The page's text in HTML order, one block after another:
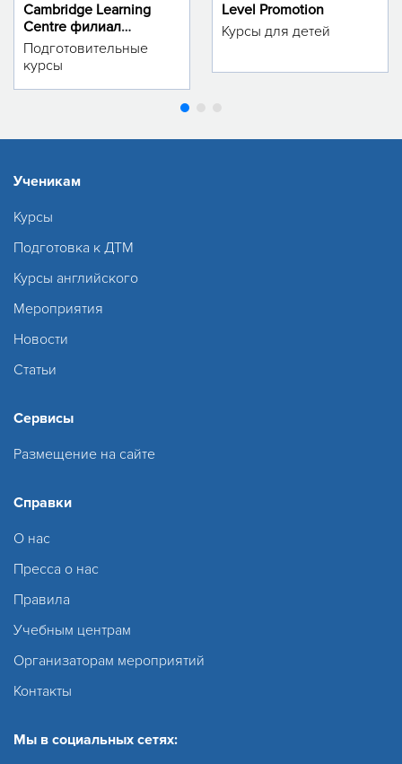
Cambridge Learning
Centre филиал
м.Тинчлик
Подготовительные
курсы
Level Promotion
Курсы для детей
Ученикам
Курсы
Подготовка к ДТМ
Курсы английского
Мероприятия
Новости
Статьи
Сервисы
Размещение на сайте
Справки
О нас
Пресса о нас
Правила
Учебным центрам
Организаторам мероприятий
Контакты
Мы в социальных сетях: